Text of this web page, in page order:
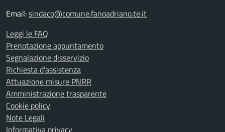
Email:sindaco@comune.fanoadriano.te.it
Leggi le FAQ
Prenotazione appuntamento
Segnalazione disservizio
Richiesta d'assistenza
Attuazione misure PNRR
Amministrazione trasparente
Cookie policy
Note Legali
Informativa privacy